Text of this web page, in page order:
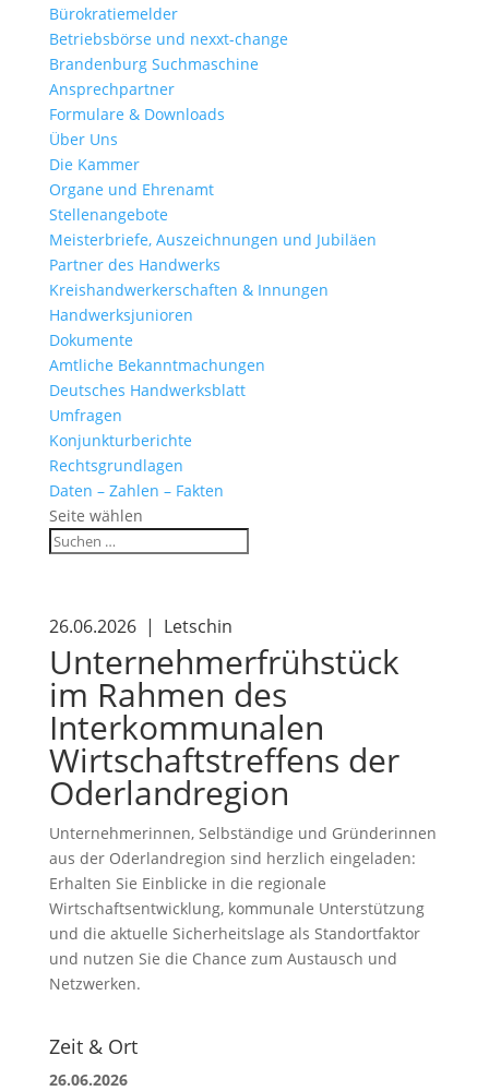
Bürokratiemelder
Betriebsbörse und nexxt-change
Brandenburg Suchmaschine
Ansprechpartner
Formulare & Downloads
Über Uns
Die Kammer
Organe und Ehrenamt
Stellenangebote
Meisterbriefe, Auszeichnungen und Jubiläen
Partner des Handwerks
Kreishandwerkerschaften & Innungen
Handwerksjunioren
Dokumente
Amtliche Bekanntmachungen
Deutsches Handwerksblatt
Umfragen
Konjunkturberichte
Rechtsgrundlagen
Daten – Zahlen – Fakten
Seite wählen
26.06.2026 | Letschin
Unternehmerfrühstück
im Rahmen des
Interkommunalen
Wirtschaftstreffens der
Oderlandregion
Unternehmerinnen, Selbständige und Gründerinnen
aus der Oderlandregion sind herzlich eingeladen:
Erhalten Sie Einblicke in die regionale
Wirtschaftsentwicklung, kommunale Unterstützung
und die aktuelle Sicherheitslage als Standortfaktor
und nutzen Sie die Chance zum Austausch und
Netzwerken.
Zeit & Ort
26.06.2026